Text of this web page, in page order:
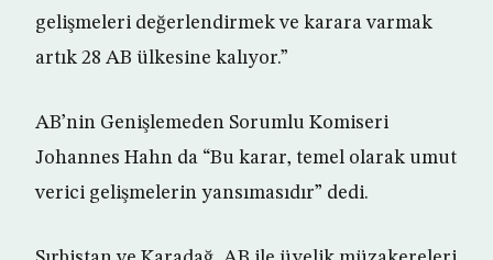
gelişmeleri değerlendirmek ve karara varmak
artık 28 AB ülkesine kalıyor.”
AB’nin Genişlemeden Sorumlu Komiseri
Johannes Hahn da “Bu karar, temel olarak umut
verici gelişmelerin yansımasıdır” dedi.